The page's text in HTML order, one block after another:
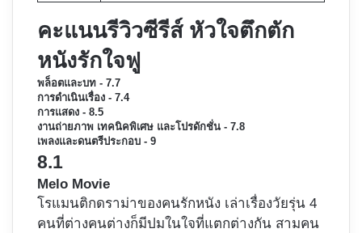
คะแนนรีวิวซีรีส์ หัวใจตึกตัก
หนังรักใจฟู
พล็อตและบท - 7.7
การดำเนินเรื่อง - 7.4
การแสดง - 8.5
งานถ่ายภาพ เทคนิคพิเศษ และโปรดักชั่น - 7.8
เพลงและดนตรีประกอบ - 9
8.1
Melo Movie
โรแมนติกดราม่าของคนรักหนัง เล่าเรื่องวัยรุ่น 4
คนที่ต่างคนต่างก็มีปมในใจที่แตกต่างกัน สามคน